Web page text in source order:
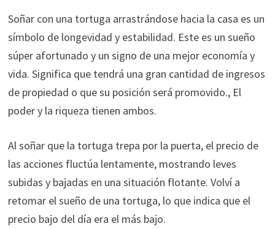
Soñar con una tortuga arrastrándose hacia la casa es un
símbolo de longevidad y estabilidad. Este es un sueño
súper afortunado y un signo de una mejor economía y
vida. Significa que tendrá una gran cantidad de ingresos
de propiedad o que su posición será promovido., El
poder y la riqueza tienen ambos.
Al soñar que la tortuga trepa por la puerta, el precio de
las acciones fluctúa lentamente, mostrando leves
subidas y bajadas en una situación flotante. Volví a
retomar el sueño de una tortuga, lo que indica que el
precio bajo del día era el más bajo.